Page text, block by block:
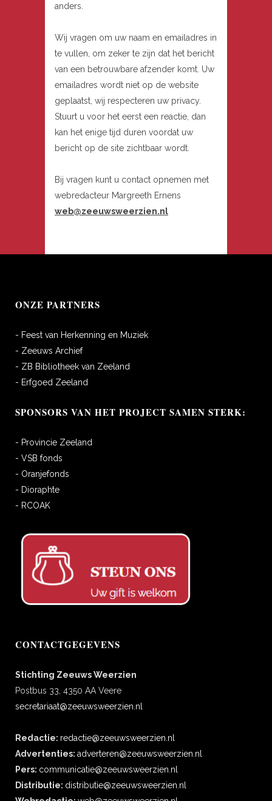
anders.
Wij vragen om uw naam en emailadres in
te vullen, om zeker te zijn dat het bericht
van een betrouwbare afzender komt. Uw
emailadres wordt niet op de website
geplaatst, wij respecteren uw privacy.
Stuurt u voor het eerst een reactie, dan
kan het enige tijd duren voordat uw
bericht op de site zichtbaar wordt.
Bij vragen kunt u contact opnemen met
webredacteur Margreeth Ernens
web@zeeuwsweerzien.nl
ONZE PARTNERS
- Feest van Herkenning en Muziek
- Zeeuws Archief
- ZB Bibliotheek van Zeeland
- Erfgoed Zeeland
SPONSORS VAN HET PROJECT SAMEN STERK:
- Provincie Zeeland
- VSB fonds
- Oranjefonds
- Dioraphte
- RCOAK
CONTACTGEGEVENS
Stichting Zeeuws Weerzien
Postbus 33, 4350 AA Veere
secretariaat@zeeuwsweerzien.nl
Redactie: redactie@zeeuwsweerzien.nl
Advertenties: adverteren@zeeuwsweerzien.nl
Pers: communicatie@zeeuwsweerzien.nl
Distributie: distributie@zeeuwsweerzien.nl